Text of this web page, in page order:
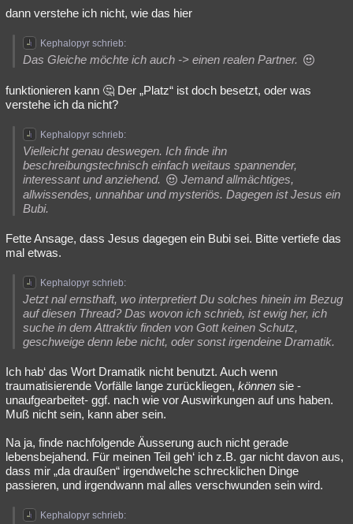
dann verstehe ich nicht, wie das hier
Kephalopyr schrieb:
Das Gleiche möchte ich auch -> einen realen Partner.
funktionieren kann 🤔 Der „Platz“ ist doch besetzt, oder was
verstehe ich da nicht?
Kephalopyr schrieb:
Vielleicht genau deswegen. Ich finde ihn
beschreibungstechnisch einfach weitaus spannender,
interessant und anziehend.
Jemand allmächtiges,
allwissendes, unnahbar und mysteriös. Dagegen ist Jesus ein
Bubi.
Fette Ansage, dass Jesus dagegen ein Bubi sei. Bitte vertiefe das
mal etwas.
Kephalopyr schrieb:
Jetzt nal ernsthaft, wo interpretiert Du solches hinein im Bezug
auf diesen Thread? Das wovon ich schrieb, ist ewig her, ich
suche in dem Attraktiv finden von Gott keinen Schutz,
geschweige denn lebe nicht, oder sonst irgendeine Dramatik.
Ich hab‘ das Wort Dramatik nicht benutzt. Auch wenn
traumatisierende Vorfälle lange zurückliegen, können sie -
unaufgearbeitet- ggf. nach wie vor Auswirkungen auf uns haben.
Muß nicht sein, kann aber sein.
Na ja, finde nachfolgende Äusserung auch nicht gerade
lebensbejahend. Für meinen Teil geh‘ ich z.B. gar nicht davon aus,
dass mir „da draußen“ irgendwelche schrecklichen Dinge
passieren, und irgendwann mal alles verschwunden sein wird.
Kephalopyr schrieb: